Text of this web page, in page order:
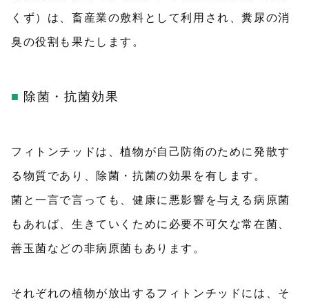
くず）は、畜産業の敷料として利用され、糞尿の消
臭の役割も果たします。
除菌・抗菌効果
フィトンチッドは、植物が自己防衛のために発散す
る物質であり、除菌・抗菌の効果を有します。
菌と一言で言っても、健康に悪影響を与える病原菌
もあれば、生きていくために必要不可欠な常在菌、
善玉菌などの非病原菌もあります。
それぞれの植物が放出するフィトンチッドには、そ